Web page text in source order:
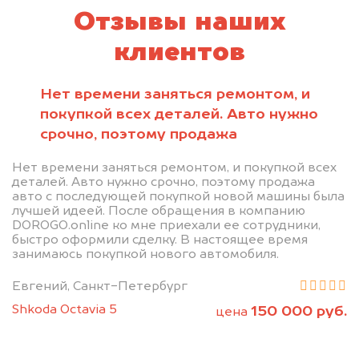
Отзывы наших
клиентов
Нет времени заняться ремонтом, и
покупкой всех деталей. Авто нужно
срочно, поэтому продажа
Нет времени заняться ремонтом, и покупкой всех
деталей. Авто нужно срочно, поэтому продажа
авто с последующей покупкой новой машины была
лучшей идеей. После обращения в компанию
DOROGO.online ко мне приехали ее сотрудники,
быстро оформили сделку. В настоящее время
занимаюсь покупкой нового автомобиля.
Евгений, Санкт-Петербург
Shkoda Octavia 5
цена 150 000 руб.